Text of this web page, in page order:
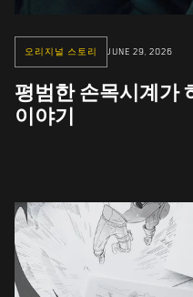
오리지널 스토리 JUNE 29, 2026
평범한 손목시계가
이야기